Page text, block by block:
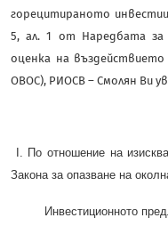
горецитираното
5, ал. 1 от Наредбата за
оценка на
ОВОС), РИОСВ – Смолян Ви
I. По отношение на
Закона за опазване на
Инвестиционното